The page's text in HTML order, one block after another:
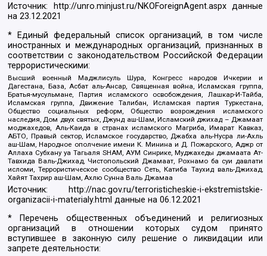
Источник: http://unro.minjust.ru/NKOForeignAgent.aspxданные
на23.12.2021
* Единый федеральный список организаций, в том числе
иностранных и международных организаций, признанных в
соответствии с законодательством Российской Федерации
террористическими:
Высший военный Маджлисуль Шура, Конгресс народов Ичкерии и
Дагестана, База, Асбат аль-Ансар, Священная война, Исламская группа,
Братья-мусульмане, Партия исламского освобождения, Лашкар-И-Тайба,
Исламская группа, Движение Талибан, Исламская партия Туркестана,
Общество социальных реформ, Общество возрождения исламского
наследия, Дом двух святых, Джунд аш-Шам, Исламский джихад – Джамаат
моджахедов, Аль-Каида в странах исламского Магриба, Имарат Кавказ,
АБТО, Правый сектор, Исламское государство, Джабха аль-Нусра ли-Ахль
аш-Шам, Народное ополчение имени К. Минина и Д. Пожарского, Аджр от
Аллаха Субхану уа Тагьаля SHAM, АУМ Синрике, Муджахеды джамаата Ат-
Тавхида Валь-Джихад, Чистопольский Джамаат, Рохнамо ба суи давлати
исломи, Террористическое сообщество Сеть, Катиба Таухид валь-Джихад,
Хайят Тахрир аш-Шам, Ахлю Сунна Валь Джамаа
Источник:
http://nac.gov.ru/terroristicheskie-i-ekstremistskie-
organizacii-i-materialy.html данные на06.12.2021
* Перечень общественных объединений и религиозных
организаций в отношении которых судом принято
вступившее в законную силу решение о ликвидации или
запрете деятельности: